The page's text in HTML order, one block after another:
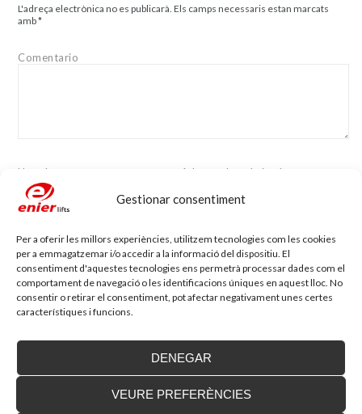
Gestionar consentiment
Per a oferir les millors experiències, utilitzem tecnologies com les cookies
per a emmagatzemar i/o accedir a la informació del dispositiu. El
consentiment d'aquestes tecnologies ens permetrà processar dades com el
comportament de navegació o les identificacions úniques en aquest lloc. No
consentir o retirar el consentiment, pot afectar negativament unes certes
característiques i funcions.
DENEGAR
VEURE PREFERÈNCIES
L'adreça electrònica no es publicarà. Els camps necessaris estan marcats
amb*
Comentario
Nom * Adreça electrònica *
Lloc web
Blog d'accessibilitat